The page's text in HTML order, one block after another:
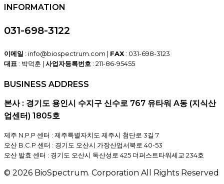
INFORMATION
031-698-3122
이메일 : info@biospectrum.com | FAX: 031-698-3123
대표 : 박덕훈 | 사업자등록번호 : 211-86-95455
BUSINESS ADDRESS
본사 : 경기도 용인시 수지구 신수로 767 유타워 A동 (지식산
업센터) 1805호
제주 N.P.P 센터 : 제주특별자치도 제주시 첨단로 3길 7
오산 B.C.P 센터 : 경기도 오산시 가장산업서북로 40-53
오산 발효 센터 : 경기도 오산시 독산성로 425 더퍼스트타워세교 234호
© 2026 BioSpectrum. Corporation All Rights Reserved